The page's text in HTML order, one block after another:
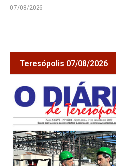
07/08/2026
Teresópolis 07/08/2026